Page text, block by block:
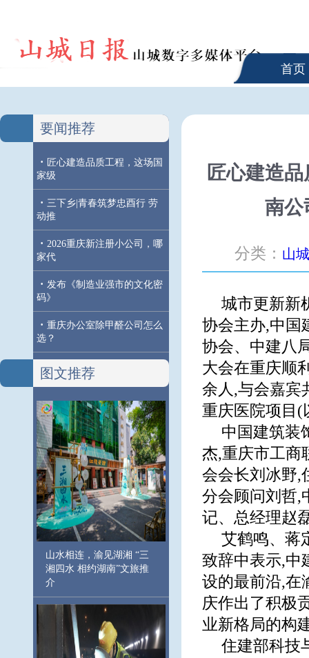
首页
要闻推荐
· 匠心建造品质工程，这场国
家级
· 三下乡|青春筑梦忠酉行 劳
动推
· 2026重庆新注册小公司，哪
家代
· 发布《制造业强市的文化密
码》
· 重庆办公室除甲醛公司怎么
选？
图文推荐
山水相连，渝见湖湘 “三
湘四水 相约湖南”文旅推
介
匠心建造
南公
分类： 山
城市更新新
协会主办,中国
协会、中建八
大会在重庆顺
余人,与会嘉宾
重庆医院项目(
中国建筑装
杰,重庆市工商
会会长刘冰野,
分会顾问刘哲,
记、总经理赵
艾鹤鸣、蒋
致辞中表示,中
设的最前沿,在
庆作出了积极
业新格局的构
住建部科技